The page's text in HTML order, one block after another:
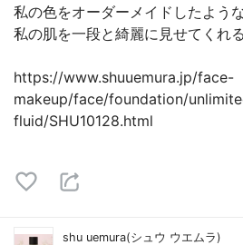
私の色をオーダーメイドしたよう
私の肌を一段と綺麗に見せてくれ
https://www.shuuemura.jp/face-
makeup/face/foundation/
fluid/SHU10128.html
shu uemura(シュウ ウエムラ)